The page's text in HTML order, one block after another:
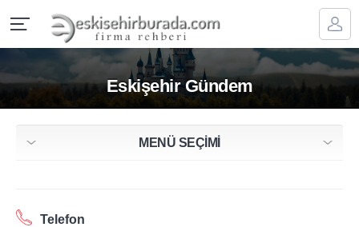
Eskişehir Gündem
MENÜ SEÇİMİ
Telefon